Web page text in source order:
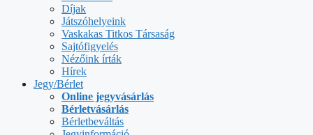
Díjak
Játszóhelyeink
Vaskakas Titkos Társaság
Sajtófigyelés
Nézőink írták
Hírek
Jegy/Bérlet
Online jegyvásárlás
Bérletvásárlás
Bérletbeváltás